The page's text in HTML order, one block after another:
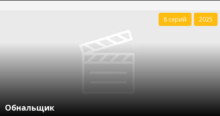
Обнальщик
8 серий 2025